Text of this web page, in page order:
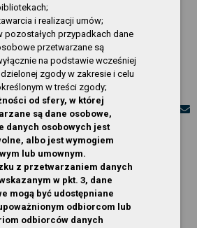
strony
Data
modyfikacji
Osoba
2026-05-07
09:05:46
Sylwia Mencel
2026-03-27
10:21:13
Krzysztof
Kopija
i realizacji umów;
pozostałych przypadkach dane
przetwarzane są
na podstawie wcześniej
zgody w zakresie i celu
w treści zgody;
od sfery, w której
są dane osobowe,
danych osobowych jest
albo jest wymogiem
lub umownym.
z przetwarzaniem danych
w pkt. 3, dane
mogą być udostępniane
odbiorcom lub
odbiorców danych